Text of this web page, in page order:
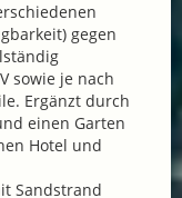
gegen
sowie je nach
Ergänzt durch
einen Garten
Hotel und
Sandstrand